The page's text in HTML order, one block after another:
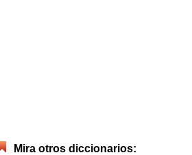
Mira otros diccionarios: